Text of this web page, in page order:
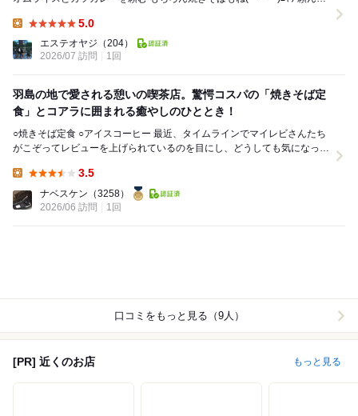
5.0
エステオヤジ （204）
2026/07 訪問
1回
羽島の地で愛される憩いの喫茶店。驚愕コスパの「焼きそば定
食」とコアラに囲まれる癒やしのひととき！
○焼きそば定食 ○アイスコーヒー 最近、タイムラインでマイレビさんたち
がこぞってレビューを上げられているのを目にし、どうしても気になって
3.5
ナベスケン （3258）
2026/06 訪問
1回
口コミをもっと見る（9人）
[PR] 近くのお店 もっと見る